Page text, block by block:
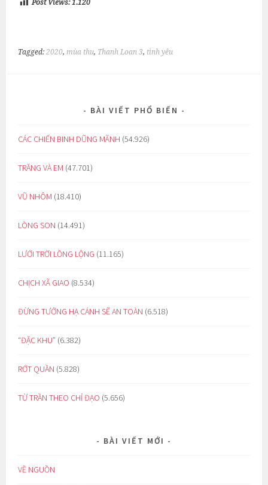
Post Views: 1.120
Tagged:2020,mùa thu, Thanh Loan 3, tình yêu
BÀI VIẾT PHỔ BIẾN
CÁC CHIẾN BINH DŨNG MÃNH (54.926)
TRĂNG VÀ EM (47.701)
VŨ NHÔM (18.410)
LÒNG SON (14.491)
LƯỚI TRỜI LỒNG LỘNG (11.165)
CHỊCH XÃ GIAO (8.534)
ĐỪNG TƯỞNG HẠ CÁNH SẼ AN TOÀN (6.518)
“ĐẶC KHU” (6.382)
RỚT QUẦN (5.828)
TỪ TRẦN THEO CHỈ ĐẠO (5.656)
BÀI VIẾT MỚI
VỀ NGUỒN